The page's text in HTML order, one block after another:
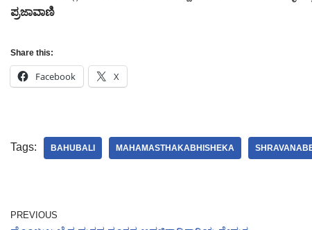
ಪ್ರಜಾವಾಣಿ
Share this:
Facebook X
Tags: BAHUBALI MAHAMASTHAKABHISHEKA
PREVIOUS